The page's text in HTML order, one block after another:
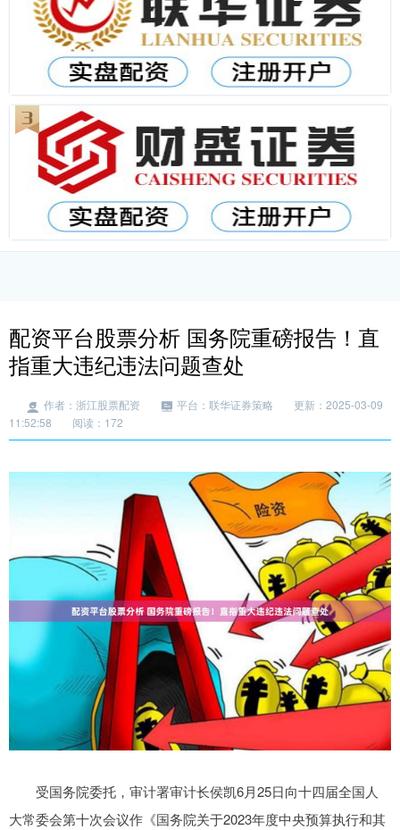
配资平台股票分析 国务院重磅报告！直
指重大违纪违法问题查处
作者：浙江股票配资 平台：联华证券策略
更新：2025-03-09
11:52:58
阅读：172
受国务院委托，审计署审计长侯凯6月25日向十四届全国人
大常委会第十次会议作《国务院关于2023年度中央预算执行和其